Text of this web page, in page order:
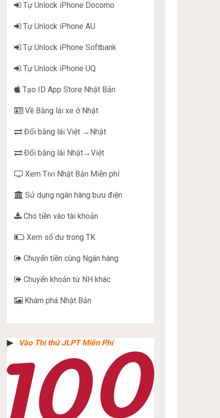
Tự Unlock iPhone Docomo
Tự Unlock iPhone AU
Tự Unlock iPhone Softbank
Tự Unlock iPhone UQ
Tạo ID App Store Nhật Bản
Về Bằng lái xe ở Nhật
Đổi bằng lái Việt →Nhật
Đổi bằng lái Nhật→Việt
Xem Tivi Nhật Bản Miễn phí
Sử dụng ngân hàng bưu điện
Cho tiền vào tài khoản
Xem số dư trong TK
Chuyển tiền cùng Ngân hàng
Chuyển khoản từ NH khác
Khám phá Nhật Bản
▶︎ Vào Thi thử JLPT Miễn Phí